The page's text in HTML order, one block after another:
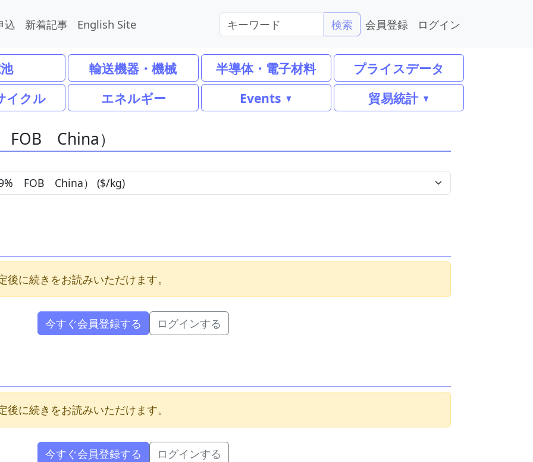
込 新着記事 English Site 検索 会員登録 ログイン
輸送機器・機械 半導体・電子材料
プライスデータ
イクル エネルギー Events 貿易統計
FOB China）
に続きをお読みいただけます。
今すぐ会員登録する ログインする
に続きをお読みいただけます。
今すぐ会員登録する ログインする